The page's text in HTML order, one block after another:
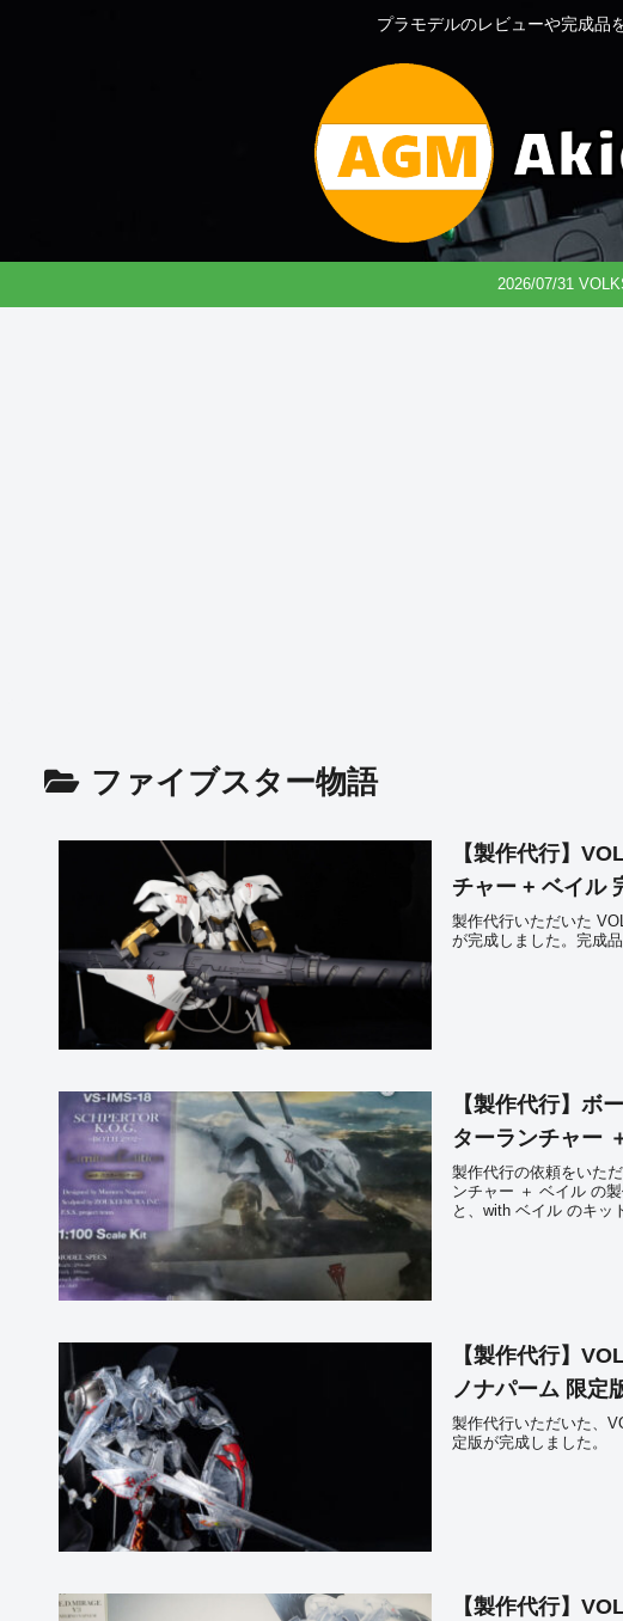
プラモデルのレビューや完成品
2026/07/31
ファイブスター物語
【製作代行】
チャー + ベイル
製作代行いただいた
が完成しました。完成
【製作代行】ボ
ターランチャー
製作代行の依頼をいた
ンチャー ＋ ベイル の
と、with ベイル のキッ
【製作代行】
ノナパーム 限定
製作代行いただいた、
定版が完成しました。
【製作代行】